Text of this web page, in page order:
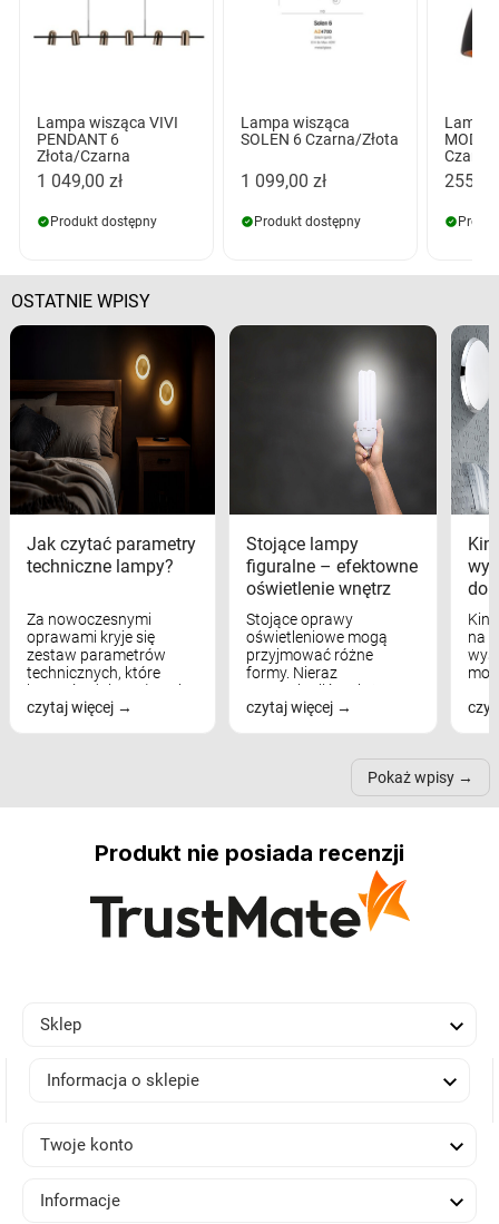
Lampa wisząca VIVI
PENDANT 6
Złota/Czarna
1 049,00 zł
Produkt dostępny
Lampa wisząca
SOLEN 6 Czarna/Złota
1 099,00 zł
Produkt dostępny
Lampa
255,00
OSTATNIE WPISY
Jak czytać parametry
techniczne lampy?
Za nowoczesnymi
oprawami kryje się
zestaw parametrów
technicznych, które
bezpośrednio wpływają
na komfort widzenia,
czytaj więcej
Stojące lampy
figuralne – efektowne
oświetlenie wnętrz
Stojące oprawy
oświetleniowe mogą
przyjmować różne
formy. Nieraz
wspominaliśmy już
modele na łukowych
nich może przydać się w
czytaj więcej
na
Pokaż wpisy
Produkt nie posiada recenzji
Sklep 
Informacja o sklepie 
Twoje konto 
Informacje 